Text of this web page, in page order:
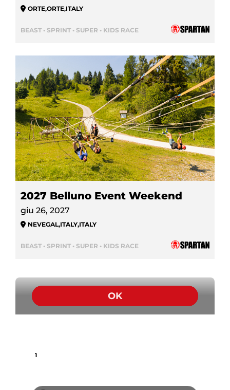
ORTE,ORTE,ITALY
BEAST • SPRINT • SUPER • KIDS RACE
2027 Belluno Event Weekend
giu 26, 2027
NEVEGAL,ITALY,ITALY
BEAST • SPRINT • SUPER • KIDS RACE